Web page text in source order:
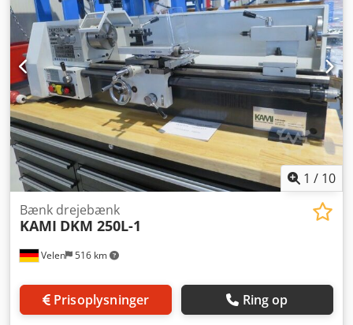
45° Tilslutningsspænding: 400 V Samlet effektbehov: 0,75
kW Maskinvægt ca.: 0,15 t Pladsbehov ca.: 1,41 x 0,61 x 0,41
m Udstyr: - 27 mm spindelgennemgang - Justerbare
styreskinner - Kraftig motor på 0,75 kW - Høj opløsning på
akselspindlerne for præcis positionering - OBS! Uden
digitalt display Leveringsomfang: 100 mm 3-bakket
skruestik, udvekslingshjulssæt, stænkskærm. Kan leveres
med 230 volt tilslutning efter ønske.
1 / 10
Velen 516 km
Bænk drejebænk
KAMI DKM 250L-1
Prisoplysninger Ring op